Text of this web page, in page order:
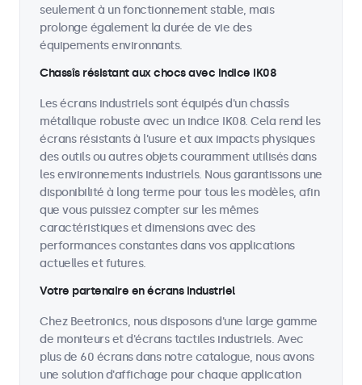
seulement à un fonctionnement stable, mais
prolonge également la durée de vie des
équipements environnants.
Chassîs résistant aux chocs avec indice IK08
Les écrans industriels sont équipés d'un chassîs
métallique robuste avec un indice IK08. Cela rend les
écrans résistants à l’usure et aux impacts physiques
des outils ou autres objets couramment utilisés dans
les environnements industriels. Nous garantissons une
disponibilité à long terme pour tous les modèles, afin
que vous puissiez compter sur les mêmes
caractéristiques et dimensions avec des
performances constantes dans vos applications
actuelles et futures.
Votre partenaire en écrans industriel
Chez Beetronics, nous disposons d'une large gamme
de moniteurs et d'écrans tactiles industriels. Avec
plus de 60 écrans dans notre catalogue, nous avons
une solution d'affichage pour chaque application